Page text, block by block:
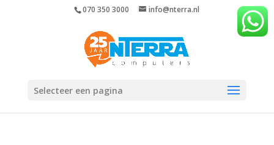
070 350 3000 info@nterra.nl
Selecteer een pagina